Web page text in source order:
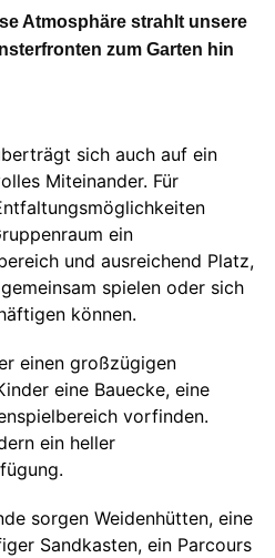
Atmosphäre strahlt unsere
zum Garten hin
sich auch auf ein
Miteinander. Für
ein
und ausreichend Platz,
spielen oder sich
können.
einen großzügigen
eine Bauecke, eine
vorfinden.
ein heller
sorgen Weidenhütten, eine
Sandkasten, ein Parcours